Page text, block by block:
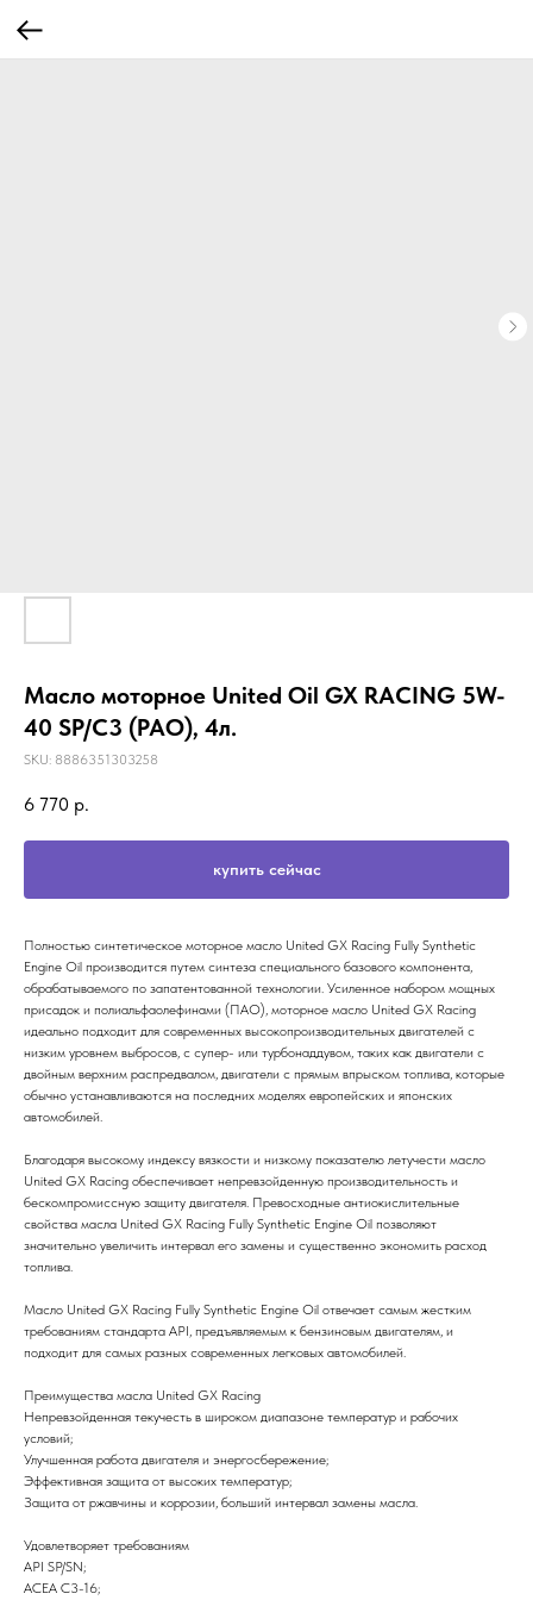
Масло моторное United Oil GX RACING 5W-
40 SP/C3 (PAO), 4л.
SKU: 8886351303258
6 770 р.
купить сейчас
Полностью синтетическое моторное масло United GX Racing Fully Synthetic
Engine Oil производится путем синтеза специального базового компонента,
обрабатываемого по запатентованной технологии. Усиленное набором мощных
присадок и полиальфаолефинами (ПАО), моторное масло United GX Racing
идеально подходит для современных высокопроизводительных двигателей с
низким уровнем выбросов, с супер- или турбонаддувом, таких как двигатели с
двойным верхним распредвалом, двигатели с прямым впрыском топлива, которые
обычно устанавливаются на последних моделях европейских и японских
автомобилей.
Благодаря высокому индексу вязкости и низкому показателю летучести масло
United GX Racing обеспечивает непревзойденную производительность и
бескомпромиссную защиту двигателя. Превосходные антиокислительные
свойства масла United GX Racing Fully Synthetic Engine Oil позволяют
значительно увеличить интервал его замены и существенно экономить расход
топлива.
Масло United GX Racing Fully Synthetic Engine Oil отвечает самым жестким
требованиям стандарта API, предъявляемым к бензиновым двигателям, и
подходит для самых разных современных легковых автомобилей.
Преимущества масла United GX Racing
Непревзойденная текучесть в широком диапазоне температур и рабочих
условий;
Улучшенная работа двигателя и энергосбережение;
Эффективная защита от высоких температур;
Защита от ржавчины и коррозии, больший интервал замены масла.
Удовлетворяет требованиям
API SP/SN;
ACEA C3-16;